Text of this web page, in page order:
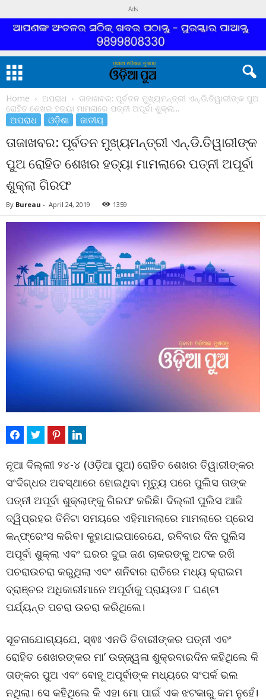
Ads
Home ଅପରାଧ
ତାଜାଖବର: ପୂର୍ବତନ ମୁଖ୍ୟମନ୍ତ୍ରୀ ଏନ୍.ଡି.ତିୱାରୀଙ୍କ ପୁଅ
ରୋହିତ ଶେଖର ହତ୍ୟା ମାମଲାରେ ପତ୍ନୀ ଅପୂର୍ବା ଶୁକ୍ଲା...
ଅପରାଧ ଓଡ଼ିଶା ଜାତୀୟ
ତାଜାଖବର: ପୂର୍ବତନ ମୁଖ୍ୟମନ୍ତ୍ରୀ ଏନ୍.ଡି.ତିୱାରୀଙ୍କ
ପୁଅ ରୋହିତ ଶେଖର ହତ୍ୟା ମାମଲାରେ ପତ୍ନୀ ଅପୂର୍ବା
ଶୁକ୍ଲା ଗିରଫ
By Bureau - April 24, 2019 1359
ନୂଆ ଦିଲ୍ଲୀ ୨୪-୪ (ଓଡ଼ିଆ ପୁଅ) ରୋହିତ ଶେଖର ତିୱାରୀଙ୍କର
ସଂଦିଗ୍ଧର ଅବସ୍ଥାରେ ହୋଇଥିବା ମୃତ୍ୟୁ ପରେ ପୁଲିସ ତାଙ୍କ
ପତ୍ନୀ ଅପୂର୍ବା ଶୁକ୍ଲାଙ୍କୁ ଗିରଫ କରିଛି। ଦିଲ୍ଲୀ ପୁଲିସ ଆଜି
ଦ୍ୱିପ୍ରହର ତିନିଟା ସମୟରେ ଏହିମାମଲାରେ ମାମଲାରେ ପ୍ରେସ
କନ୍ଫ୍ରେଂସ କରିବ। କୁହାଯାଇପାରେଯେ, ରବିବାର ଦିନ ପୁଲିସ
ଅପୂର୍ବା ଶୁକ୍ଲା ଏବଂ ଘରର ଦୁଇ ଜଣ ଚାକରଙ୍କୁ ଅଟକ ରଖି
ପଚରାଉଚରା କରୁଥିଲା ଏବଂ ଶନିବାର ରାତିରେ ମଧ୍ୟ କ୍ରାଇମ
ବ୍ରାଞ୍ଚର ଅଧିକାରୀମାନେ ଅପୂର୍ବାକୁ ପ୍ରାୟତଃ ୮ ଘଣ୍ଟା
ପର୍ଯ୍ୟନ୍ତ ପଚରା ଉଚରା କରିଥିଲେ।
ସୂଚନାଯୋଗ୍ୟଯେ, ସ୍ଵଃ ଏନଡି ତିବାରୀଙ୍କର ପତ୍ନୀ ଏବଂ
ରୋହିତ ଶେଖରଙ୍କର ମା’ ଉଜ୍ଜ୍ୱଳା ଶୁକ୍ରବାରଦିନ କହିଥିଲେ କି
ତାଙ୍କର ପୁଅ ଏବଂ ବୋହୂ ଅପୂର୍ବାଙ୍କ ମଧ୍ୟରେ ସଂପର୍କ ଭଲ
ନଥିଲା। ସେ କହିଥିଲେ କି ଏହା ମୋ ପାଇଁ ଏକ ଝଟକାରୁ କମ ନୁହେଁ।